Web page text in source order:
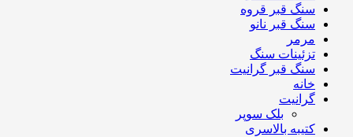
سنگ قبر قروه
سنگ قبر نانو
مرمر
تزئینات سنگ
سنگ قبر گرانیت
خانه
گرانیت
بلک سوپر
کتیبه بالاسری